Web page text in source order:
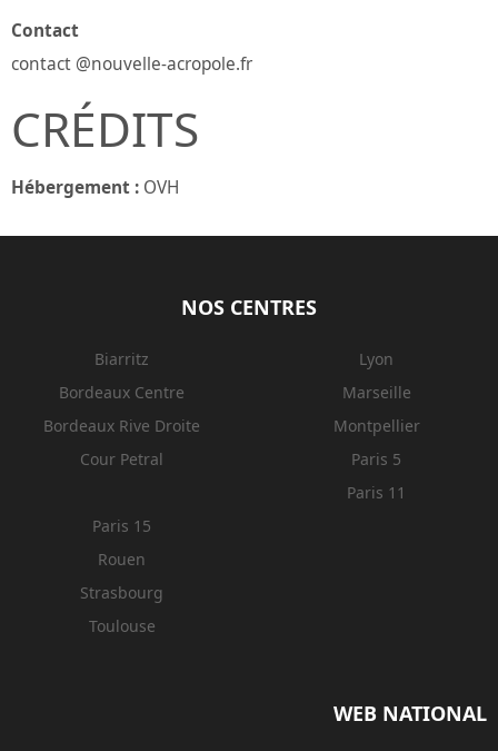
Contact
contact @nouvelle-acropole.fr
CRÉDITS
Hébergement : OVH
NOS CENTRES
Biarritz
Bordeaux Centre
Bordeaux Rive Droite
Cour Petral
Lyon
Marseille
Montpellier
Paris 5
Paris 11
Paris 15
Rouen
Strasbourg
Toulouse
WEB NATIONAL